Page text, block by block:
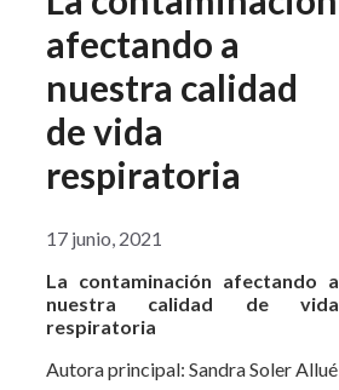
afectando a
nuestra calidad
de vida
respiratoria
17 junio, 2021
La contaminación afectando a
nuestra calidad de vida
respiratoria
Autora principal: Sandra Soler Allué